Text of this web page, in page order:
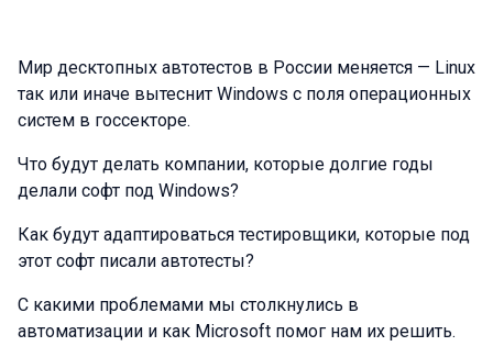
Мир десктопных автотестов в России меняется — Linux
так или иначе вытеснит Windows с поля операционных
систем в госсекторе.
Что будут делать компании, которые долгие годы
делали софт под Windows?
Как будут адаптироваться тестировщики, которые под
этот софт писали автотесты?
С какими проблемами мы столкнулись в
автоматизации и как Microsoft помог нам их решить.